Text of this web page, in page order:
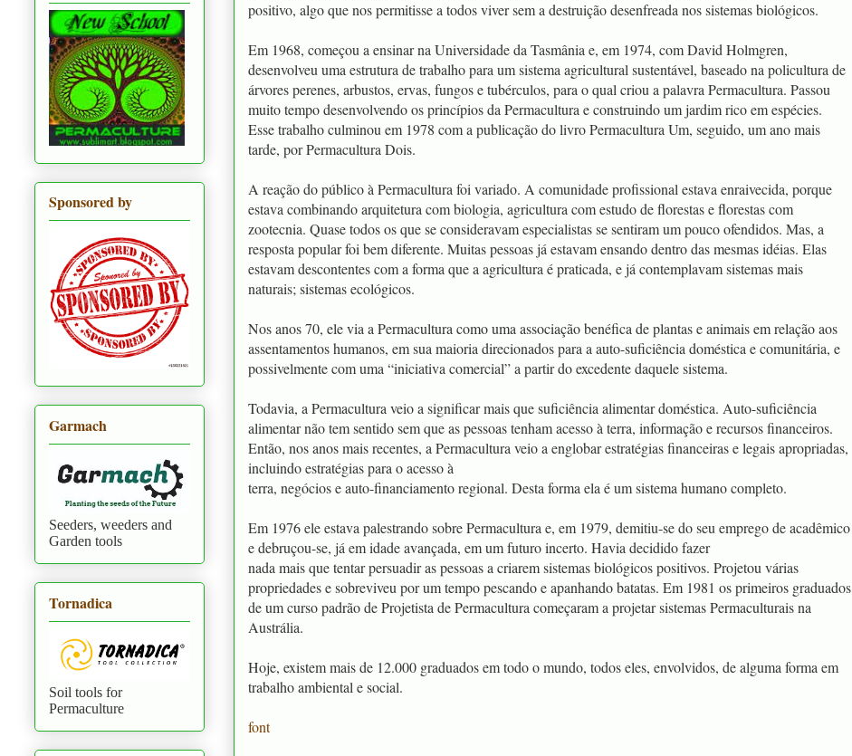
positivo, algo que nos permitisse a todos viver sem a destruição desenfreada nos sistemas biológicos.
Em 1968, começou a ensinar na Universidade da Tasmânia e, em 1974, com David Holmgren,
desenvolveu uma estrutura de trabalho para um sistema agricultural sustentável, baseado na policultura de
árvores perenes, arbustos, ervas, fungos e tubérculos, para o qual criou a palavra Permacultura. Passou
muito tempo desenvolvendo os princípios da Permacultura e construindo um jardim rico em espécies.
Esse trabalho culminou em 1978 com a publicação do livro Permacultura Um, seguido, um ano mais
tarde, por Permacultura Dois.
A reação do público à Permacultura foi variado. A comunidade profissional estava enraivecida, porque
estava combinando arquitetura com biologia, agricultura com estudo de florestas e florestas com
zootecnia. Quase todos os que se consideravam especialistas se sentiram um pouco ofendidos. Mas, a
resposta popular foi bem diferente. Muitas pessoas já estavam ensando dentro das mesmas idéias. Elas
estavam descontentes com a forma que a agricultura é praticada, e já contemplavam sistemas mais
naturais; sistemas ecológicos.
Nos anos 70, ele via a Permacultura como uma associação benéfica de plantas e animais em relação aos
assentamentos humanos, em sua maioria direcionados para a auto-suficiência doméstica e comunitária, e
possivelmente com uma “iniciativa comercial” a partir do excedente daquele sistema.
Todavia, a Permacultura veio a significar mais que suficiência alimentar doméstica. Auto-suficiência
alimentar não tem sentido sem que as pessoas tenham acesso à terra, informação e recursos financeiros.
Então, nos anos mais recentes, a Permacultura veio a englobar estratégias financeiras e legais apropriadas,
incluindo estratégias para o acesso à
terra, negócios e auto-financiamento regional. Desta forma ela é um sistema humano completo.
Em 1976 ele estava palestrando sobre Permacultura e, em 1979, demitiu-se do seu emprego de acadêmico
e debruçou-se, já em idade avançada, em um futuro incerto. Havia decidido fazer
nada mais que tentar persuadir as pessoas a criarem sistemas biológicos positivos. Projetou várias
propriedades e sobreviveu por um tempo pescando e apanhando batatas. Em 1981 os primeiros graduados
de um curso padrão de Projetista de Permacultura começaram a projetar sistemas Permaculturais na
Austrália.
Hoje, existem mais de 12.000 graduados em todo o mundo, todos eles, envolvidos, de alguma forma em
trabalho ambiental e social.
font
Sponsored by
Garmach
Seeders, weeders and
Garden tools
Tornadica
Soil tools for
Permaculture